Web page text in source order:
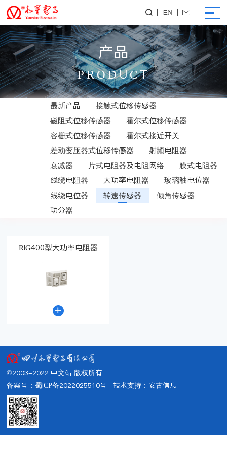
 EN 
产品
PRODUCT
最新产品
接触式位移传感器
磁阻式位移传感器
霍尔式位移传感器
容栅式位移传感器
霍尔式接近开关
差动变压器式位移传感器
射频电阻器
衰减器
片式电阻器及电阻网络
膜式电阻器
线绕电阻器
大功率电阻器
玻璃釉电位器
线绕电位器
转速传感器
倾角传感器
功分器
RIG400型大功率电阻器

©2003-2022 中文站 版权所有
备案号：蜀ICP备2022025510号 技术支持： 安古信息